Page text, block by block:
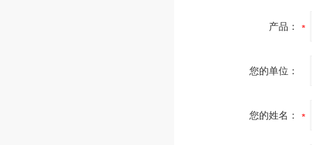
产品：
您的单位：
您的姓名：